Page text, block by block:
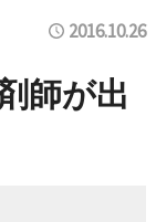
2016.10.26
師が出